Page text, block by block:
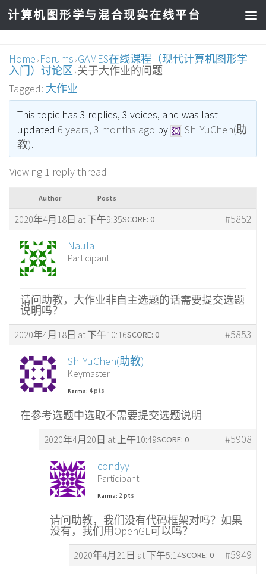
计算机图形学与混合现实在线平台
Home › Forums › GAMES在线课程（现代计算机图形学
入门）讨论区 › 关于大作业的问题
Tagged: 大作业
This topic has 3 replies, 3 voices, and was last
updated 6 years, 3 months ago by
Shi YuChen(助
教).
Viewing 1 reply thread
Author Posts
2020年4月18日 at 下午9:35 #5852
SCORE: 0
Naula
Participant
请问助教，大作业非自主选题的话需要提交选题
说明吗？
2020年4月18日 at 下午10:16 #5853
SCORE: 0
Shi YuChen(助教)
Keymaster
Karma: 4 pts
在参考选题中选取不需要提交选题说明
2020年4月20日 at 上午10:49 #5908
SCORE: 0
condyy
Participant
Karma: 2 pts
请问助教，我们没有代码框架对吗？如果
没有，我们用OpenGL可以吗？
2020年4月21日 at 下午5:14 #5949
SCORE: 0